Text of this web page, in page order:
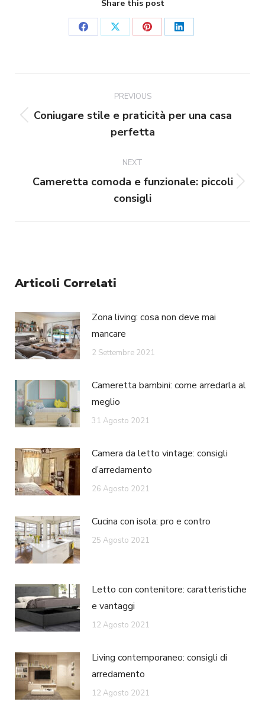
Share this post
Share
Share
Share
Share
PREVIOUS
Previous
post:
Coniugare stile e praticità per una casa
perfetta
NEXT
Next
post:
Cameretta comoda e funzionale: piccoli
consigli
Articoli Correlati
Zona living: cosa non deve mai
mancare
2 Settembre 2021
Cameretta bambini: come arredarla al
meglio
31 Agosto 2021
Camera da letto vintage: consigli
d’arredamento
26 Agosto 2021
Cucina con isola: pro e contro
25 Agosto 2021
Letto con contenitore: caratteristiche
e vantaggi
12 Agosto 2021
Living contemporaneo: consigli di
arredamento
12 Agosto 2021